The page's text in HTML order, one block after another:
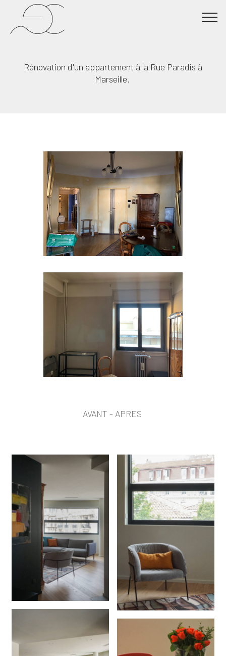
Rénovation d'un appartement à la Rue Paradis à
Marseille.
AVANT - APRES